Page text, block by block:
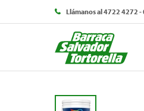
Llámanos al 4722 4272